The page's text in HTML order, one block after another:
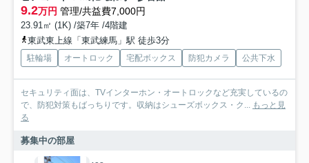
9.2万円 管理/共益費7,000円
23.91㎡ (1K) /築7年 /4階建
東武東上線「東武練馬」駅 徒歩3分
駐輪場 オートロック 宅配ボックス 防犯カメラ 公共下水
セキュリティ面は、TVインターホン・オートロックなど充実しているの
で、防犯対策もばっちりです。収納はシューズボックス・ク... もっと見
る
募集中の部屋